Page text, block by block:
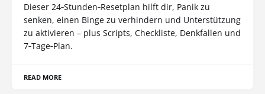
Dieser 24‑Stunden‑Resetplan hilft dir, Panik zu
senken, einen Binge zu verhindern und Unterstützung
zu aktivieren – plus Scripts, Checkliste, Denkfallen und
7‑Tage‑Plan.
READ MORE